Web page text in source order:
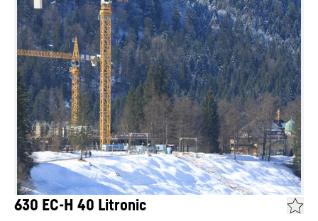
630 EC-H 40 Litronic